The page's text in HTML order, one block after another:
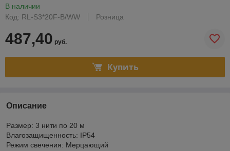
В наличии
Код: RL-S3*20F-B/WW
Розница
487,40 руб.
Купить
Описание
Размер: 3 нити по 20 м
Влагозащищенность: IP54
Режим свечения: Мерцающий